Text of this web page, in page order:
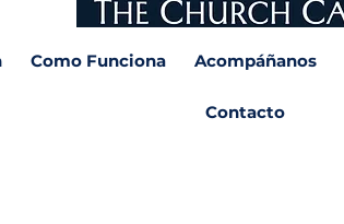
Como Funciona Acompáñanos
Contacto